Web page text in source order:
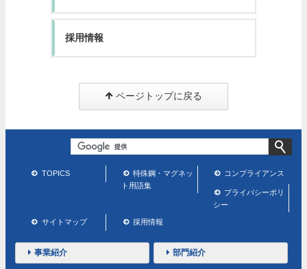
採用情報
ページトップに戻る
TOPICS
特殊鋼・マグネッ
ト用語集
コンプライアンス
プライバシーポリ
シー
サイトマップ 採用情報
事業紹介 部門紹介